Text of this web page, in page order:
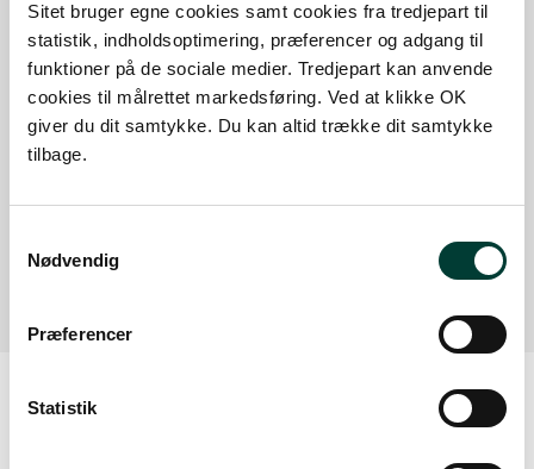
Sitet bruger egne cookies samt cookies fra tredjepart til
statistik, indholdsoptimering, præferencer og adgang til
funktioner på de sociale medier. Tredjepart kan anvende
cookies til målrettet markedsføring. Ved at klikke OK
giver du dit samtykke. Du kan altid trække dit samtykke
tilbage.
Nødvendig
Præferencer
Statistik
Google Maps
Bølling Sø, p-plads ved
Læs mere